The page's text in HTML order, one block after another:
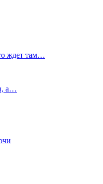
ждет там…
а…